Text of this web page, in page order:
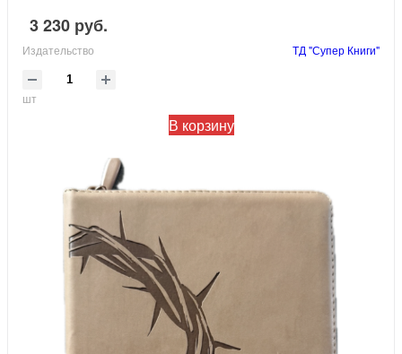
3 230 руб.
Издательство ТД "Супер Книги"
шт
В корзину